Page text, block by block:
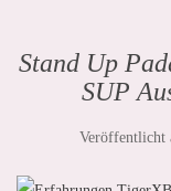
Stand Up
SUP
Veröffentlicht